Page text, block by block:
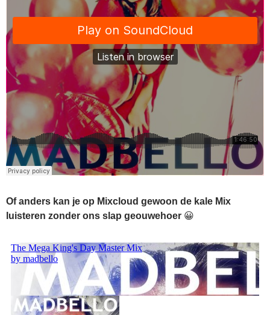
Of anders kan je op Mixcloud gewoon de kale Mix
luisteren zonder ons slap geouwehoer 😀